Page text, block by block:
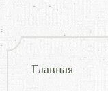
Главная